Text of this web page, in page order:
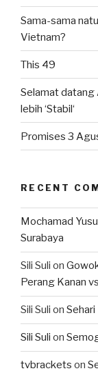
Sama-sama
Vietnam?
This 49
Selamat datang
lebih ‘Stabil‘
Promises 3
RECENT
Mochamad
Surabaya
Sili Suli on
Perang Kanan
Sili Suli on Sehari
Sili Suli on
tvbrackets on